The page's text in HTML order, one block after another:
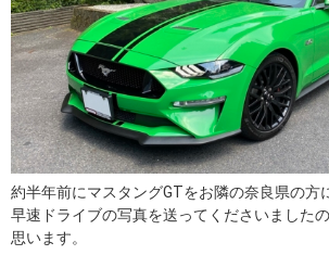
約半年前にマスタングGTをお隣の奈良県の方
早速ドライブの写真を送ってくださいました
思います。